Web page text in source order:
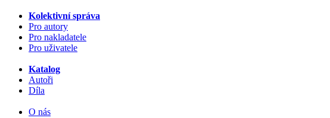
Kolektivní správa
Pro autory
Pro nakladatele
Pro uživatele
Katalog
Autoři
Díla
O nás